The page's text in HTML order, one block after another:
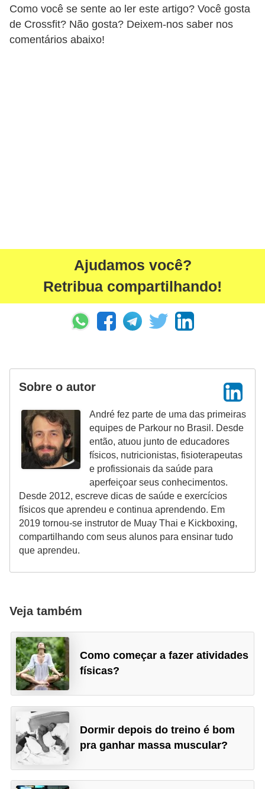
Como você se sente ao ler este artigo? Você gosta
de Crossfit? Não gosta? Deixem-nos saber nos
comentários abaixo!
Ajudamos você?
Retribua compartilhando!
Sobre o autor
André fez parte de uma das primeiras
equipes de Parkour no Brasil. Desde
então, atuou junto de educadores
físicos, nutricionistas, fisioterapeutas
e profissionais da saúde para
aperfeiçoar seus conhecimentos.
Desde 2012, escreve dicas de saúde e exercícios
físicos que aprendeu e continua aprendendo. Em
2019 tornou-se instrutor de Muay Thai e Kickboxing,
compartilhando com seus alunos para ensinar tudo
que aprendeu.
Veja também
Como começar a fazer atividades
físicas?
Dormir depois do treino é bom
pra ganhar massa muscular?